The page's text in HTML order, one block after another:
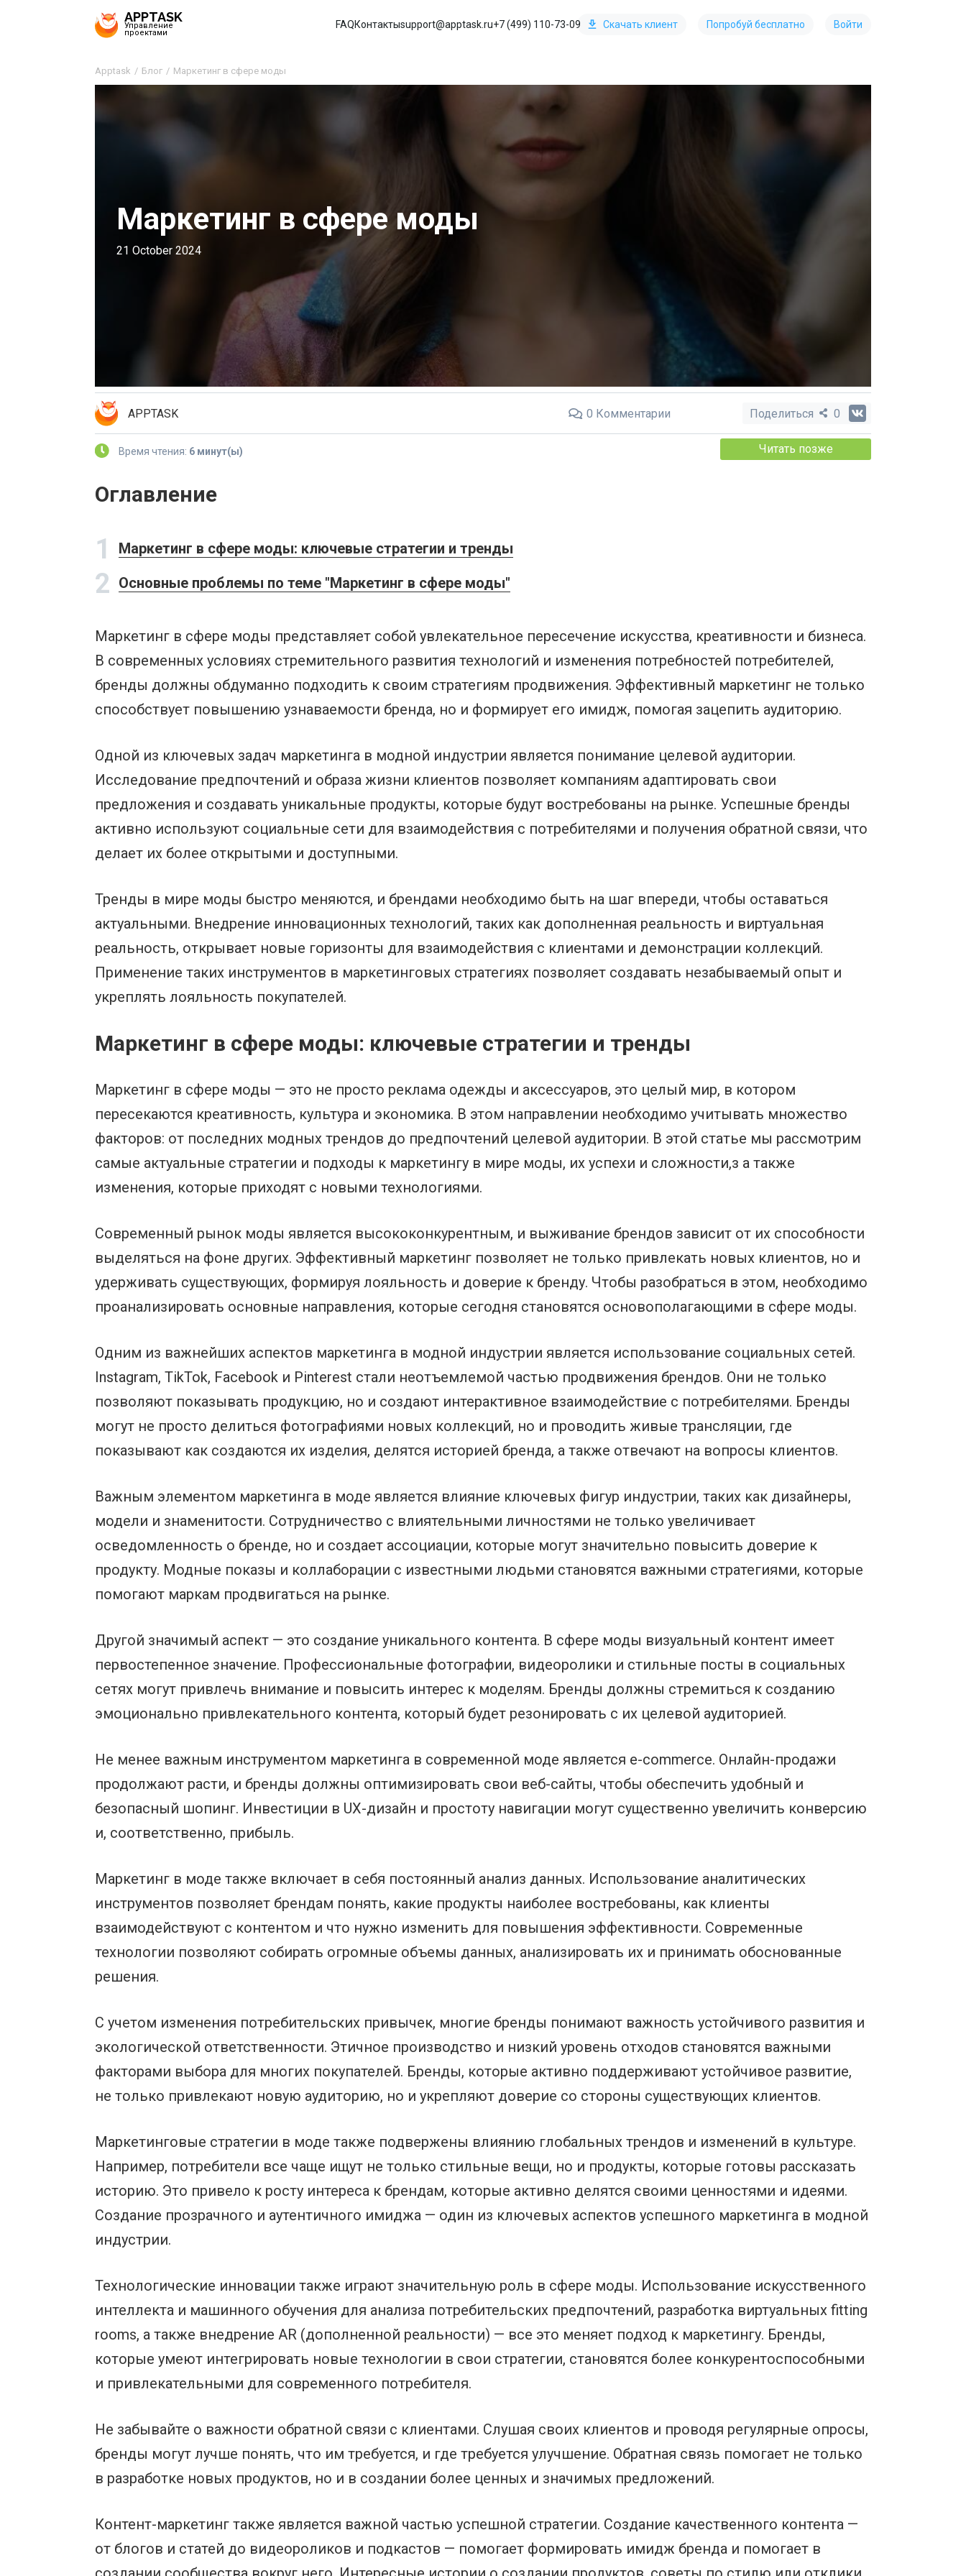
APPTASK
Управление
проектами
FAQКонтактыsupport@apptask.ru+7 (499) 110-73-09 Скачать клиент Попробуй бесплатно Войти
Apptask Блог Маркетинг в сфере моды
Маркетинг в сфере моды
21 October 2024
APPTASK 0 Комментарии Поделиться 0
Время чтения: 6 минут(ы) Читать позже
Оглавление
1 Маркетинг в сфере моды: ключевые стратегии и тренды
2 Основные проблемы по теме "Маркетинг в сфере моды"
Маркетинг в сфере моды представляет собой увлекательное пересечение искусства, креативности и бизнеса.
В современных условиях стремительного развития технологий и изменения потребностей потребителей,
бренды должны обдуманно подходить к своим стратегиям продвижения. Эффективный маркетинг не только
способствует повышению узнаваемости бренда, но и формирует его имидж, помогая зацепить аудиторию.
Одной из ключевых задач маркетинга в модной индустрии является понимание целевой аудитории.
Исследование предпочтений и образа жизни клиентов позволяет компаниям адаптировать свои
предложения и создавать уникальные продукты, которые будут востребованы на рынке. Успешные бренды
активно используют социальные сети для взаимодействия с потребителями и получения обратной связи, что
делает их более открытыми и доступными.
Тренды в мире моды быстро меняются, и брендами необходимо быть на шаг впереди, чтобы оставаться
актуальными. Внедрение инновационных технологий, таких как дополненная реальность и виртуальная
реальность, открывает новые горизонты для взаимодействия с клиентами и демонстрации коллекций.
Применение таких инструментов в маркетинговых стратегиях позволяет создавать незабываемый опыт и
укреплять лояльность покупателей.
Маркетинг в сфере моды: ключевые стратегии и тренды
Маркетинг в сфере моды — это не просто реклама одежды и аксессуаров, это целый мир, в котором
пересекаются креативность, культура и экономика. В этом направлении необходимо учитывать множество
факторов: от последних модных трендов до предпочтений целевой аудитории. В этой статье мы рассмотрим
самые актуальные стратегии и подходы к маркетингу в мире моды, их успехи и сложности,з а также
изменения, которые приходят с новыми технологиями.
Современный рынок моды является высококонкурентным, и выживание брендов зависит от их способности
выделяться на фоне других. Эффективный маркетинг позволяет не только привлекать новых клиентов, но и
удерживать существующих, формируя лояльность и доверие к бренду. Чтобы разобраться в этом, необходимо
проанализировать основные направления, которые сегодня становятся основополагающими в сфере моды.
Одним из важнейших аспектов маркетинга в модной индустрии является использование социальных сетей.
Instagram, TikTok, Facebook и Pinterest стали неотъемлемой частью продвижения брендов. Они не только
позволяют показывать продукцию, но и создают интерактивное взаимодействие с потребителями. Бренды
могут не просто делиться фотографиями новых коллекций, но и проводить живые трансляции, где
показывают как создаются их изделия, делятся историей бренда, а также отвечают на вопросы клиентов.
Важным элементом маркетинга в моде является влияние ключевых фигур индустрии, таких как дизайнеры,
модели и знаменитости. Сотрудничество с влиятельными личностями не только увеличивает
осведомленность о бренде, но и создает ассоциации, которые могут значительно повысить доверие к
продукту. Модные показы и коллаборации с известными людьми становятся важными стратегиями, которые
помогают маркам продвигаться на рынке.
Другой значимый аспект — это создание уникального контента. В сфере моды визуальный контент имеет
первостепенное значение. Профессиональные фотографии, видеоролики и стильные посты в социальных
сетях могут привлечь внимание и повысить интерес к моделям. Бренды должны стремиться к созданию
эмоционально привлекательного контента, который будет резонировать с их целевой аудиторией.
Не менее важным инструментом маркетинга в современной моде является e-commerce. Онлайн-продажи
продолжают расти, и бренды должны оптимизировать свои веб-сайты, чтобы обеспечить удобный и
безопасный шопинг. Инвестиции в UX-дизайн и простоту навигации могут существенно увеличить конверсию
и, соответственно, прибыль.
Маркетинг в моде также включает в себя постоянный анализ данных. Использование аналитических
инструментов позволяет брендам понять, какие продукты наиболее востребованы, как клиенты
взаимодействуют с контентом и что нужно изменить для повышения эффективности. Современные
технологии позволяют собирать огромные объемы данных, анализировать их и принимать обоснованные
решения.
С учетом изменения потребительских привычек, многие бренды понимают важность устойчивого развития и
экологической ответственности. Этичное производство и низкий уровень отходов становятся важными
факторами выбора для многих покупателей. Бренды, которые активно поддерживают устойчивое развитие,
не только привлекают новую аудиторию, но и укрепляют доверие со стороны существующих клиентов.
Маркетинговые стратегии в моде также подвержены влиянию глобальных трендов и изменений в культуре.
Например, потребители все чаще ищут не только стильные вещи, но и продукты, которые готовы рассказать
историю. Это привело к росту интереса к брендам, которые активно делятся своими ценностями и идеями.
Создание прозрачного и аутентичного имиджа — один из ключевых аспектов успешного маркетинга в модной
индустрии.
Технологические инновации также играют значительную роль в сфере моды. Использование искусственного
интеллекта и машинного обучения для анализа потребительских предпочтений, разработка виртуальных fitting
rooms, а также внедрение AR (дополненной реальности) — все это меняет подход к маркетингу. Бренды,
которые умеют интегрировать новые технологии в свои стратегии, становятся более конкурентоспособными
и привлекательными для современного потребителя.
Не забывайте о важности обратной связи с клиентами. Слушая своих клиентов и проводя регулярные опросы,
бренды могут лучше понять, что им требуется, и где требуется улучшение. Обратная связь помогает не только
в разработке новых продуктов, но и в создании более ценных и значимых предложений.
Контент-маркетинг также является важной частью успешной стратегии. Создание качественного контента —
от блогов и статей до видеороликов и подкастов — помогает формировать имидж бренда и помогает в